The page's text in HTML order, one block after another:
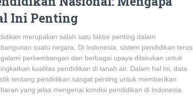
Ini Penting
merupakan salah satu faktor penting dalam
suatu negara. Di Indonesia, sistem pendidikan terus
perkembangan dan berbagai upaya dilakukan untuk
kualitas pendidikan di tanah air. Dalam hal ini, data
tentang pendidikan sangat penting untuk memberikan
yang jelas mengenai kondisi pendidikan di Indonesia.